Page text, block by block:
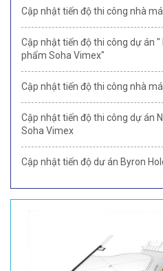
Cập nhật tiến độ thi công nhà
Cập nhật tiến độ thi công dự án
phẩm Soha Vimex"
Cập nhật tiến độ thi công nhà
Cập nhật tiến độ thi công dự án
Soha Vimex
Cập nhật tiến độ dư án Byron